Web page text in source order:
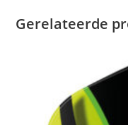
Gerelateerde